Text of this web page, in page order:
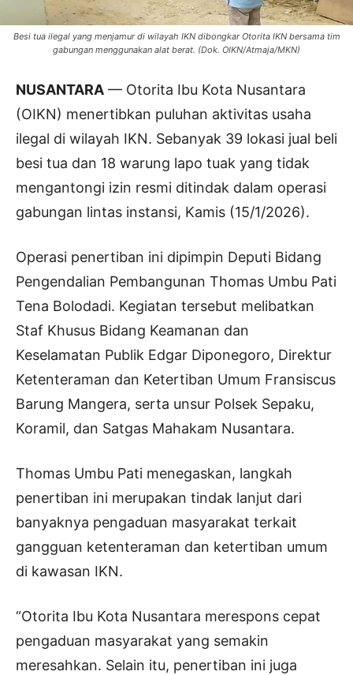
Besi tua ilegal yang menjamur di wilayah IKN dibongkar Otorita IKN bersama tim
gabungan menggunakan alat berat. (Dok. OIKN/Atmaja/MKN)
NUSANTARA — Otorita Ibu Kota Nusantara
(OIKN) menertibkan puluhan aktivitas usaha
ilegal di wilayah IKN. Sebanyak 39 lokasi jual beli
besi tua dan 18 warung lapo tuak yang tidak
mengantongi izin resmi ditindak dalam operasi
gabungan lintas instansi, Kamis (15/1/2026).
Operasi penertiban ini dipimpin Deputi Bidang
Pengendalian Pembangunan Thomas Umbu Pati
Tena Bolodadi. Kegiatan tersebut melibatkan
Staf Khusus Bidang Keamanan dan
Keselamatan Publik Edgar Diponegoro, Direktur
Ketenteraman dan Ketertiban Umum Fransiscus
Barung Mangera, serta unsur Polsek Sepaku,
Koramil, dan Satgas Mahakam Nusantara.
Thomas Umbu Pati menegaskan, langkah
penertiban ini merupakan tindak lanjut dari
banyaknya pengaduan masyarakat terkait
gangguan ketenteraman dan ketertiban umum
di kawasan IKN.
“Otorita Ibu Kota Nusantara merespons cepat
pengaduan masyarakat yang semakin
meresahkan. Selain itu, penertiban ini juga